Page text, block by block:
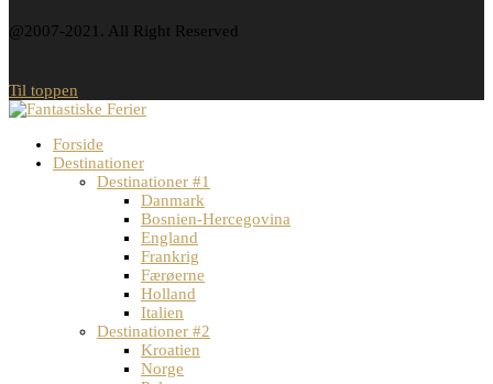
@2007-2021. All Right Reserved
Til toppen
Forside
Destinationer
Destinationer #1
Danmark
Bosnien-Hercegovina
England
Frankrig
Færøerne
Holland
Italien
Destinationer #2
Kroatien
Norge